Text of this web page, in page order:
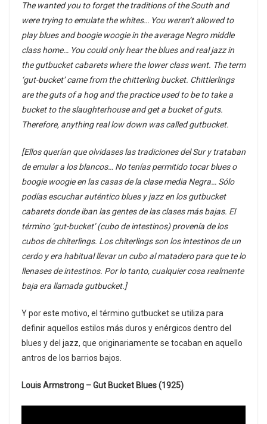
The wanted you to forget the traditions of the South and
were trying to emulate the whites… You weren’t allowed to
play blues and boogie woogie in the average Negro middle
class home… You could only hear the blues and real jazz in
the gutbucket cabarets where the lower class went. The term
‘gut-bucket’ came from the chitterling bucket. Chittlerlings
are the guts of a hog and the practice used to be to take a
bucket to the slaughterhouse and get a bucket of guts.
Therefore, anything real low down was called gutbucket.
[Ellos querían que olvidases las tradiciones del Sur y trataban
de emular a los blancos… No tenías permitido tocar blues o
boogie woogie en las casas de la clase media Negra… Sólo
podías escuchar auténtico blues y jazz en los gutbucket
cabarets donde iban las gentes de las clases más bajas. El
término ‘gut-bucket’ (cubo de intestinos) provenía de los
cubos de chiterlings. Los chiterlings son los intestinos de un
cerdo y era habitual llevar un cubo al matadero para que te lo
llenases de intestinos. Por lo tanto, cualquier cosa realmente
baja era llamada gutbucket.]
Y por este motivo, el término gutbucket se utiliza para
definir aquellos estilos más duros y enérgicos dentro del
blues y del jazz, que originariamente se tocaban en aquello
antros de los barrios bajos.
Louis Armstrong – Gut Bucket Blues (1925)